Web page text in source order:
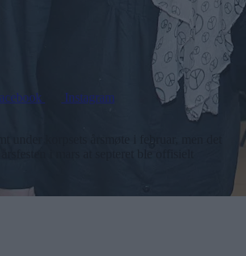
Instagram
under korpsets årsmøte i februar, men det
i mars at septeret ble offisielt